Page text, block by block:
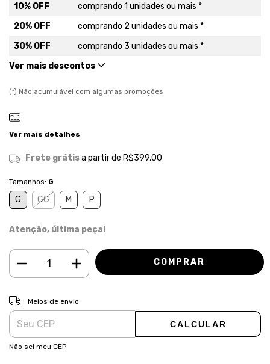
10% OFF
comprando 1 unidades ou mais *
20% OFF
comprando 2 unidades ou mais *
30% OFF
comprando 3 unidades ou mais *
Ver mais descontos
(*) Não acumulável com algumas promoções
Ver mais detalhes
Frete grátisa partir de R$399,00
Tamanhos: G
G GG M P
Atenção, última peça!
Entregas para o CEP:
Meios de envio
CALCULAR
Não sei meu CEP